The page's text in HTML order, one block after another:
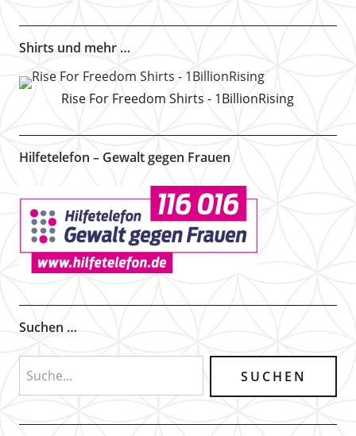
Shirts und mehr …
Rise For Freedom Shirts - 1BillionRising
Hilfetelefon – Gewalt gegen Frauen
Suchen …